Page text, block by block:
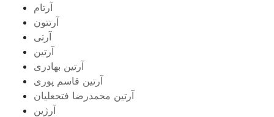
آرتام
آرتتون
آرتی
آرتین
آرتین بهادری
آرتین قاسم پوری
آرتین محمدرضا فتحعلیان
آرژین